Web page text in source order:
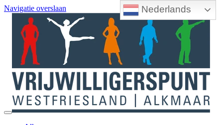
Nederlands
Navigatie overslaan